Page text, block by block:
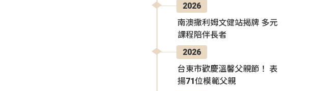
2026
南澳撒利姆文健站揭牌 多元
課程陪伴長者
2026
台東市歡慶溫馨父親節！ 表
揚71位模範父親